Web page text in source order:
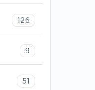
126
9
51